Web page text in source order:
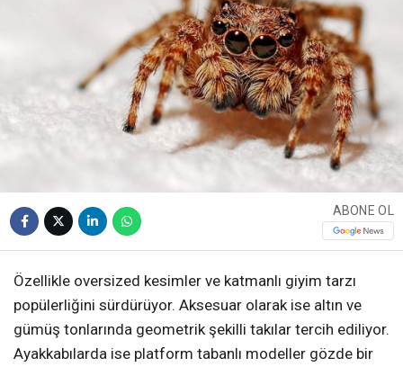
ABONE OL
Özellikle oversized kesimler ve katmanlı giyim tarzı
popülerliğini sürdürüyor. Aksesuar olarak ise altın ve
gümüş tonlarında geometrik şekilli takılar tercih ediliyor.
Ayakkabılarda ise platform tabanlı modeller gözde bir